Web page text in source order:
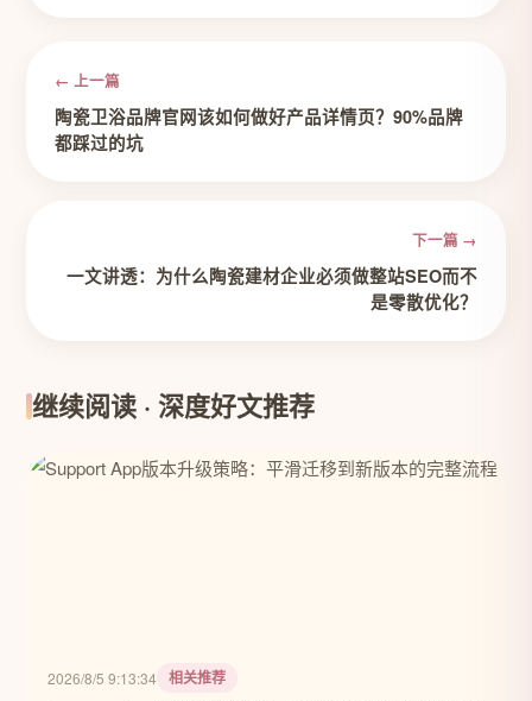
← 上一篇
陶瓷卫浴品牌官网该如何做好产品详情页？90%品牌
都踩过的坑
下一篇 →
一文讲透：为什么陶瓷建材企业必须做整站SEO而不
是零散优化？
继续阅读 · 深度好文推荐
2026/8/5 9:13:34 相关推荐